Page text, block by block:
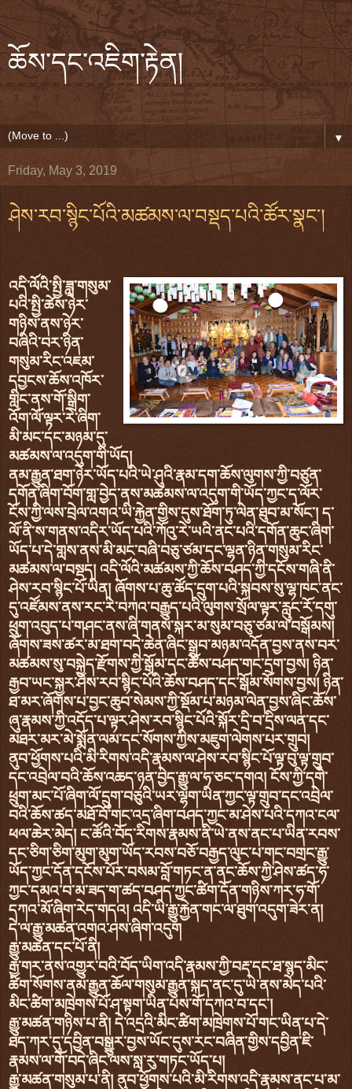
ཆོས་དང་འཇིག་རྟེན།
▼
Friday, May 3, 2019
ཤེས་རབ་སྙིང་པོའི་མཚམས་ལ་བསྡད་པའི་ཚོར་སྣང་།
འདི་ལོའི་སྤྱི་ཟླ་གསུམ་
པའི་སྤྱི་ཚེས་ཉེར་
གཉིས་ནས་ཉེར་
བཞིའི་བར་ཉིན་
གསུམ་རིང་འཇམ་
དབྱངས་ཆོས་འཁོར་
གླིང་ནས་གོ་སྒྲིག་
འོག་ལོ་ལྟར་རེ་ཞིག་
མི་མང་དང་མཉམ་དུ་
མཚམས་ལ་འདུག་གི་ཡོད།
ནམ་རྒྱུན་ཐག་ཉེར་ཡོད་པའི་ཡེ་ཤུའི་རྣམ་དག་ཆོས་ལུགས་ཀྱི་བཙུན་
དགོན་ཞིག་བོག་གླ་བྱེད་ནས་མཚམས་ལ་འདུག་གི་ཡོད་ཀྱང་ད་ལོར་
ངོས་ཀྱི་ལས་བྲེལ་འགའ་ཡི་རྐྱེན་གྱིས་དུས་ཐོག་ཏུ་ལེན་ཐུབ་མ་སོང་། ད་
ལོ་ནི་ས་གནས་འདིར་ཡོད་པའི་ཀོའུ་རེ་ཡའི་ནང་པའི་དགོན་ཆུང་ཞིག་
ཡོད་པ་དེ་གླས་ནས་མི་མང་བཞི་བཅུ་ཙམ་དང་ལྷན་ཉིན་གསུམ་རིང་
མཚམས་ལ་བསྡད། འདི་ལོའི་མཚམས་ཀྱི་ཆོས་བཤད་ཀྱི་དངོས་གཞི་ནི་
ཤེས་རབ་སྙིང་པོ་ཡིན། ཞོགས་པ་ཆུ་ཚོད་དྲུག་པའི་སྐབས་སུ་ལྷ་ཁང་ནང་
དུ་འཛོམས་ནས་རང་རེ་བཀའ་བརྒྱུད་པའི་ལུགས་སྲོལ་ལྟར་རླུང་རོ་དགུ་
ཕྲུག་འབུད་པ་གཤང་ནས་ཞི་གནས་སྐར་མ་སུམ་བཅུ་ཙམ་ལ་བསྒོམས།
ཞོགས་ཟས་ཚར་མ་ཐག་བདེ་ཆེན་ཞིང་སྒྲུབ་མཉམ་འདོན་བྱས་ནས་བར་
མཚམས་སུ་བསྐྱེད་རྫོགས་ཀྱི་སྒོམ་དང་ཆོས་བཤད་གང་དྲག་བྱས། ཉིན་
རྒྱབ་ཡང་སྐྱར་ཤེས་རབ་སྙིང་པོའི་ཆོས་བཤད་དང་སྒོམ་སོགས་བྱས། ཉིན་
ཐ་མར་ཞོགས་པ་བྱང་ཆུབ་སེམས་ཀྱི་སྡོམ་པ་མཉམ་ལེན་བྱས་ཞིང་ཆོས་
ཞུ་རྣམས་ཀྱི་འདོད་པ་ལྟར་ཤེས་རབ་སྙིང་པོའི་སྐོར་དྲི་བ་དྲིས་ལན་དང་
མཐར་མར་མེ་སྨོན་ལམ་དང་སོགས་ཀྱིས་མཇུག་ལེགས་པར་གྲུབ།
ནུབ་ཕྱོགས་པའི་མི་རིགས་འདི་རྣམས་ལ་ཤེས་རབ་སྙིང་པོ་ལྟ་བུ་ལྟ་གྲུབ་
དང་འབྲེལ་བའི་ཆོས་འཆད་ཉན་བྱེད་རྒྱུ་ལ་ཧ་ཅང་དགའ། ངོས་ཀྱི་དགེ་
ཕྲུག་མང་པོ་ཞིག་ལོ་དྲུག་བཅུའི་ཡར་ལྷག་ཡིན་ཀྱང་ལྟ་གྲུབ་དང་འབྲེལ་
བའི་ཆོས་ཚད་མཐོ་བོ་གང་འདྲ་ཞིག་བཤད་ཀྱང་མ་ཤེས་པའི་དཀའ་ངལ་
ཕལ་ཆེར་མེད། ང་ཚོའི་བོད་རིགས་རྣམས་ནི་ཡེ་ནས་ནང་པ་ཡིན་རབས་
དང་ཅིག་ཅིག་མུག་མུག་ཡོད་རབས་བཅོ་བརྒྱད་ལུང་པ་གང་བགྲང་རྒྱུ་
ཡོད་ཀྱང་དོན་དངོས་པོར་བསམ་བློ་གཏང་ན་ནང་ཆོས་ཀྱི་ཤེས་ཚད་ཧ་
ཀྱང་དམའ་བ་མ་ཟད་ག་ཚད་བཤད་ཀྱང་ཚིག་དོན་གཉིས་ཀར་ཧ་གོ་
དཀའ་མོ་ཞིག་རེད་གདའ། འདི་ཡི་རྒྱུ་རྐྱེན་གང་ལ་ཐུག་འདུག་ཟེར་ན།
དེ་ལ་རྒྱུ་མཚན་འགའ་ཤས་ཞིག་འདུག
རྒྱུ་མཚན་དང་པོ་ནི།
རྒྱ་གར་ནས་འགྱུར་བའི་བོད་ཡིག་འདི་རྣམས་ཀྱི་བརྡ་དང་ཐ་སྙད་མིང་
ཚིག་སོགས་ནམ་རྒྱུན་ཆོལ་གསུམ་རྒྱུན་སྐད་ནང་དུ་ཡེ་ནས་མེད་པའི་
མིང་ཚིག་མཁྲེགས་པོ་ཤ་སྟག་ཡིན་པས་གོ་དཀའ་བ་དང་།
རྒྱུ་མཚན་གཉིས་པ་ནི། དེ་འདྲའི་མིང་ཚིག་མཁྲེགས་པོ་གང་ཡིན་པ་དེ་
ཐད་ཀར་དུ་དབྱིན་བསྒྱུར་བྱས་ཡོང་དུས་རང་བཞིན་གྱིས་དབྱིན་ཇི་
རྣམས་ལ་གོ་བདེ་ཞིང་ལས་སླ་རུ་གཏང་ཡོད་པ།
རྒྱུ་མཚན་གསུམ་པ་ནི། ནུབ་ཕྱོགས་པའི་མི་རིགས་འདི་རྣམས་ནང་པ་མ་